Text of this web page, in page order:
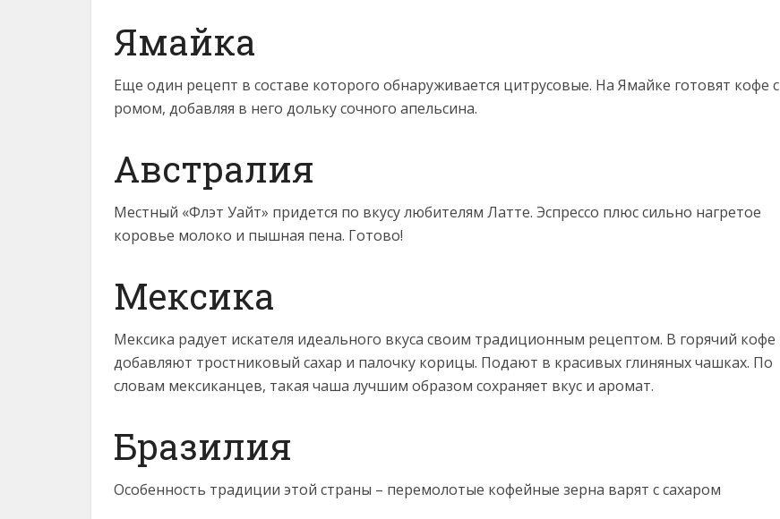
Ямайка
Еще один рецепт в составе которого обнаруживается цитрусовые. На Ямайке готовят кофе с
ромом, добавляя в него дольку сочного апельсина.
Австралия
Местный «Флэт Уайт» придется по вкусу любителям Латте. Эспрессо плюс сильно нагретое
коровье молоко и пышная пена. Готово!
Мексика
Мексика радует искателя идеального вкуса своим традиционным рецептом. В горячий кофе
добавляют тростниковый сахар и палочку корицы. Подают в красивых глиняных чашках. По
словам мексиканцев, такая чаша лучшим образом сохраняет вкус и аромат.
Бразилия
Особенность традиции этой страны – перемолотые кофейные зерна варят с сахаром